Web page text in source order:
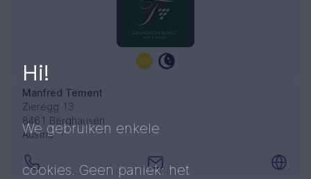
Manfred Tement
Zieregg 13
8461 Berghausen
Austria
Hi!
We gebruiken enkele
cookies. Geen paniek: het